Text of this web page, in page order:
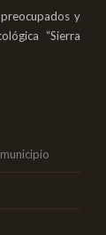
y
“Sierra